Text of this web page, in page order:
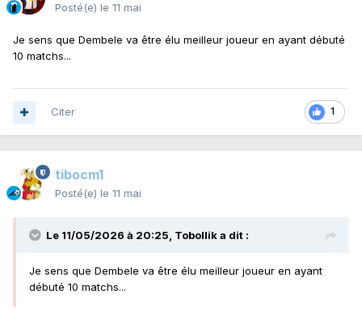
Posté(e) le 11 mai
Je sens que Dembele va être élu meilleur joueur en ayant débuté
10 matchs...
1
Citer
tibocm1
Posté(e) le 11 mai
Le 11/05/2026 à 20:25, Tobollika dit :
Je sens que Dembele va être élu meilleur joueur en ayant
débuté 10 matchs...